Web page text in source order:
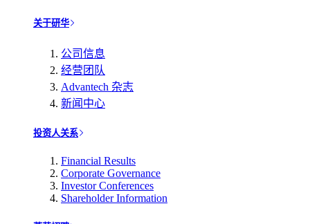
关于研华
公司信息
经营团队
Advantech 杂志
新闻中心
投资人关系
Financial Results
Corporate Governance
Investor Conferences
Shareholder Information